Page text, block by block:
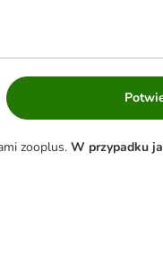
zooplus. W przypadku